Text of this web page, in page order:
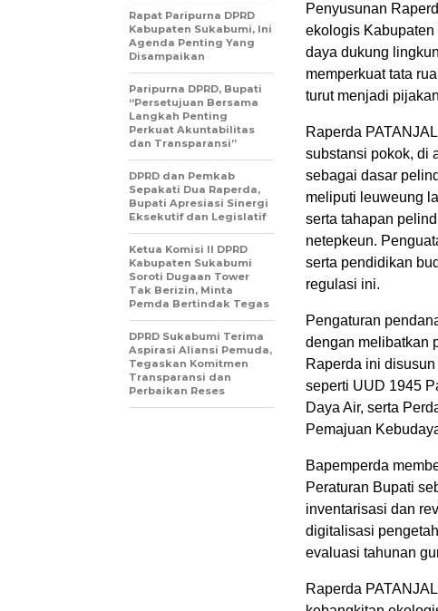
Penyusunan
ekologis
daya dukung
memperkuat tata
turut menjadi
Raperda
substansi pokok, di
sebagai dasar
meliputi leuweung
serta tahapan
netepkeun.
serta pendidikan
regulasi ini.
Pengaturan
dengan melibatkan
Raperda ini
seperti UUD 1945
Daya Air, serta
Pemajuan
Bapemperda
Peraturan Bupati
inventarisasi dan
digitalisasi
evaluasi tahunan
Raperda
Rapat Paripurna DPRD
Kabupaten Sukabumi, Ini
Agenda Penting Yang
Disampaikan
Paripurna DPRD, Bupati
“Persetujuan Bersama
Langkah Penting
Perkuat Akuntabilitas
dan Transparansi”
DPRD dan Pemkab
Sepakati Dua Raperda,
Bupati Apresiasi Sinergi
Eksekutif dan Legislatif
Ketua Komisi II DPRD
Kabupaten Sukabumi
Soroti Dugaan Tower
Tak Berizin, Minta
Pemda Bertindak Tegas
DPRD Sukabumi Terima
Aspirasi Aliansi Pemuda,
Tegaskan Komitmen
Transparansi dan
Perbaikan Reses